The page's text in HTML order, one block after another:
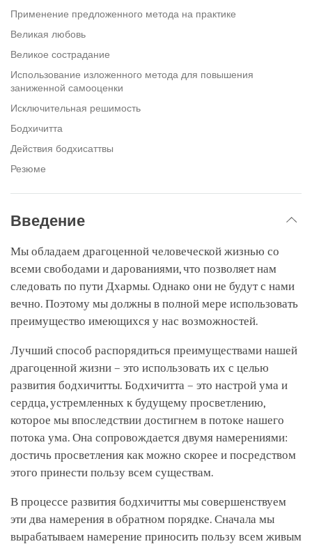
Применение предложенного метода на практике
Великая любовь
Великое сострадание
Использование изложенного метода для повышения
заниженной самооценки
Исключительная решимость
Бодхичитта
Действия бодхисаттвы
Резюме
Введение
Мы обладаем драгоценной человеческой жизнью со
всеми свободами и дарованиями, что позволяет нам
следовать по пути Дхармы. Однако они не будут с нами
вечно. Поэтому мы должны в полной мере использовать
преимущество имеющихся у нас возможностей.
Лучший способ распорядиться преимуществами нашей
драгоценной жизни – это использовать их с целью
развития бодхичитты. Бодхичитта – это настрой ума и
сердца, устремленных к будущему просветлению,
которое мы впоследствии достигнем в потоке нашего
потока ума. Она сопровождается двумя намерениями:
достичь просветления как можно скорее и посредством
этого принести пользу всем существам.
В процессе развития бодхичитты мы совершенствуем
эти два намерения в обратном порядке. Сначала мы
вырабатываем намерение приносить пользу всем живым